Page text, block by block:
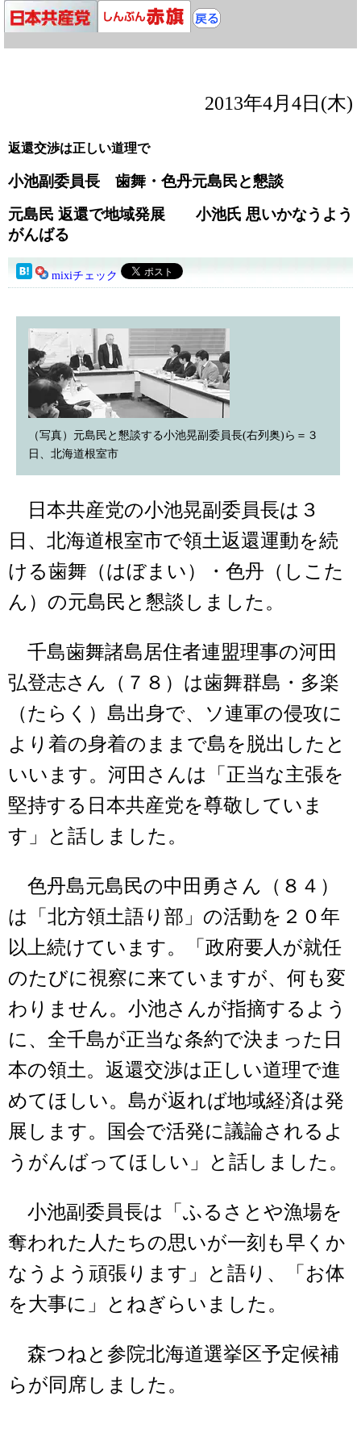
2013年4月4日(木)
返還交渉は正しい道理で
小池副委員長 歯舞・色丹元島民と懇談
元島民 返還で地域発展 小池氏 思いかなうよう
がんばる
mixiチェック
（写真）元島民と懇談する小池晃副委員長(右列奥)ら＝３
日、北海道根室市
日本共産党の小池晃副委員長は３
日、北海道根室市で領土返還運動を続
ける歯舞（はぼまい）・色丹（しこた
ん）の元島民と懇談しました。
千島歯舞諸島居住者連盟理事の河田
弘登志さん（７８）は歯舞群島・多楽
（たらく）島出身で、ソ連軍の侵攻に
より着の身着のままで島を脱出したと
いいます。河田さんは「正当な主張を
堅持する日本共産党を尊敬していま
す」と話しました。
色丹島元島民の中田勇さん（８４）
は「北方領土語り部」の活動を２０年
以上続けています。「政府要人が就任
のたびに視察に来ていますが、何も変
わりません。小池さんが指摘するよう
に、全千島が正当な条約で決まった日
本の領土。返還交渉は正しい道理で進
めてほしい。島が返れば地域経済は発
展します。国会で活発に議論されるよ
うがんばってほしい」と話しました。
小池副委員長は「ふるさとや漁場を
奪われた人たちの思いが一刻も早くか
なうよう頑張ります」と語り、「お体
を大事に」とねぎらいました。
森つねと参院北海道選挙区予定候補
らが同席しました。